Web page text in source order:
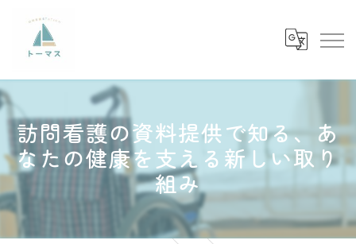
訪問看護の資料提供で知る、あ
なたの健康を支える新しい取り
組み